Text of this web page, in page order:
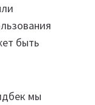
быть
мы